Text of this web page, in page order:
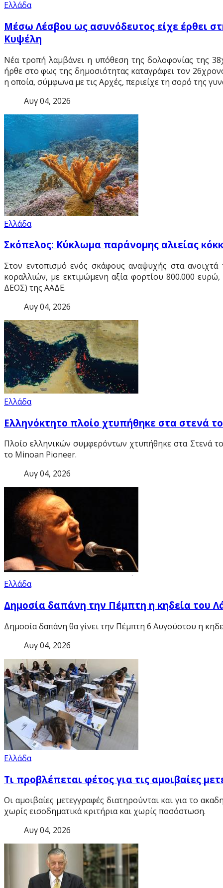
Ελλάδα
Μέσω Λέσβου ως ασυνόδευτος είχε έρθει
Κυψέλη
Νέα τροπή λαμβάνει η υπόθεση της δολοφονίας της
ήρθε στο φως της δημοσιότητας καταγράφει τον
η οποία, σύμφωνα με τις Αρχές, περιείχε τη σορό της
Αυγ 04, 2026
Ελλάδα
Σκόπελος: Κύκλωμα παράνομης αλιείας
Στον εντοπισμό ενός σκάφους αναψυχής στα
κοραλλιών, με εκτιμώμενη αξία φορτίου 800.000
ΔΕΟΣ) της ΑΑΔΕ.
Αυγ 04, 2026
Ελλάδα
Ελληνόκτητο πλοίο χτυπήθηκε στα στενά
Πλοίο ελληνικών συμφερόντων χτυπήθηκε στα Στενά
το Minoan Pioneer.
Αυγ 04, 2026
Ελλάδα
Δημοσία δαπάνη την Πέμπτη η κηδεία του
Δημοσία δαπάνη θα γίνει την Πέμπτη 6 Αυγούστου η
Αυγ 04, 2026
Ελλάδα
Τι προβλέπεται φέτος για τις αμοιβαίες
Οι αμοιβαίες μετεγγραφές διατηρούνται και για το
χωρίς εισοδηματικά κριτήρια και χωρίς ποσόστωση.
Αυγ 04, 2026